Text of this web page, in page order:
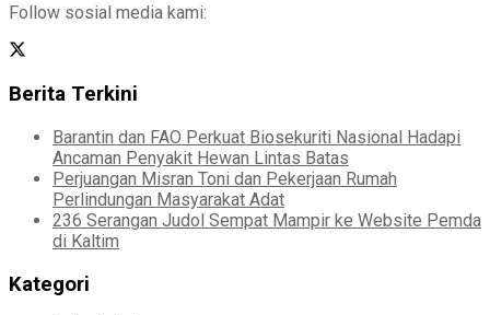
Follow sosial media kami:
Berita Terkini
Barantin dan FAO Perkuat Biosekuriti Nasional Hadapi
Ancaman Penyakit Hewan Lintas Batas
Perjuangan Misran Toni dan Pekerjaan Rumah
Perlindungan Masyarakat Adat
236 Serangan Judol Sempat Mampir ke Website Pemda
di Kaltim
Kategori